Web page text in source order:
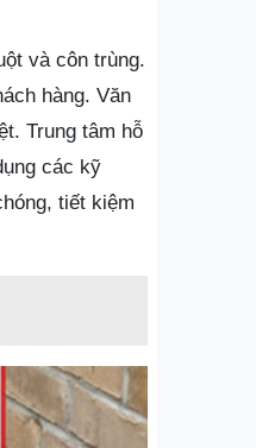
và côn trùng.
hàng. Văn
Trung tâm hỗ
các kỹ
tiết kiệm